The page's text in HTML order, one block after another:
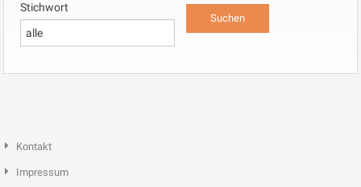
Stichwort
Kontakt
Impressum